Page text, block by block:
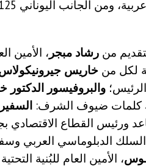
من رشاد مبجر ، الأمين
لكل من خاريس
والبروفيسور الدكتور
كلمات ضيوف الشرف:
ورئيس القطاع الاقتصادي
الدبلوماسي العربي
، الأمين العام للبُنية